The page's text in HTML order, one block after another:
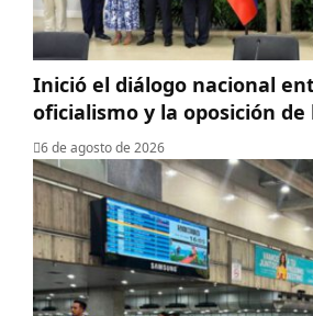
Inició el diálogo nacional
oficialismo y la oposición de
6 de agosto de 2026